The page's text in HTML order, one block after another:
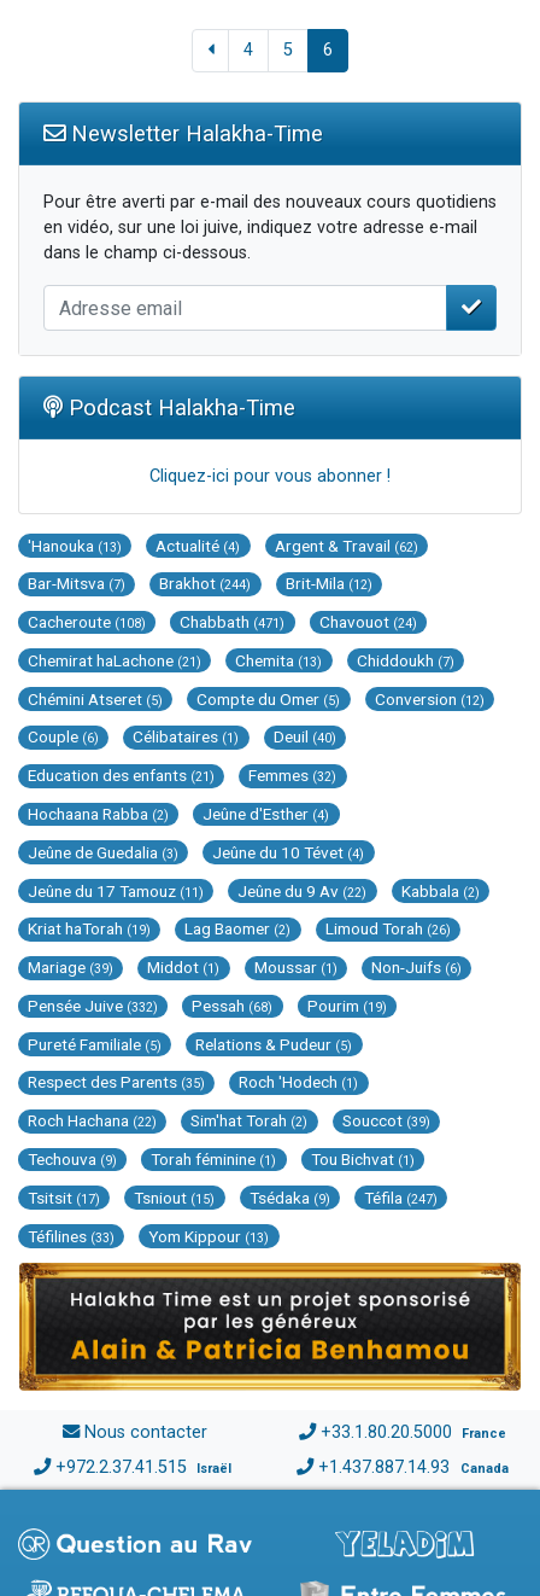
4 5 6
Newsletter Halakha-Time
Pour être averti par e-mail des nouveaux cours quotidiens
en vidéo, sur une loi juive, indiquez votre adresse e-mail
dans le champ ci-dessous.
Podcast Halakha-Time
Cliquez-ici pour vous abonner !
'Hanouka (13) Actualité (4) Argent & Travail (62)
Bar-Mitsva (7) Brakhot (244) Brit-Mila (12)
Cacheroute (108) Chabbath (471) Chavouot (24)
Chemirat haLachone (21) Chemita (13) Chiddoukh (7)
Chémini Atseret (5) Compte du Omer (5) Conversion (12)
Couple (6) Célibataires (1) Deuil (40)
Education des enfants (21) Femmes (32)
Hochaana Rabba (2) Jeûne d'Esther (4)
Jeûne de Guedalia (3) Jeûne du 10 Tévet (4)
Jeûne du 17 Tamouz (11) Jeûne du 9 Av (22) Kabbala (2)
Kriat haTorah (19) Lag Baomer (2) Limoud Torah (26)
Mariage (39) Middot (1) Moussar (1) Non-Juifs (6)
Pensée Juive (332) Pessah (68) Pourim (19)
Pureté Familiale (5) Relations & Pudeur (5)
Respect des Parents (35) Roch 'Hodech (1)
Roch Hachana (22) Sim'hat Torah (2) Souccot (39)
Techouva (9) Torah féminine (1) Tou Bichvat (1)
Tsitsit (17) Tsniout (15) Tsédaka (9) Téfila (247)
Téfilines (33) Yom Kippour (13)
Nous contacter +33.1.80.20.5000 France
+972.2.37.41.515 Israël +1.437.887.14.93 Canada